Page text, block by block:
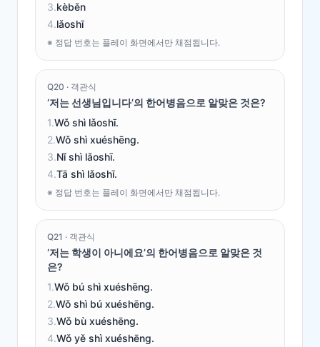
3.kèběn
4.lǎoshī
※ 정답 번호는 플레이 화면에서만 채점됩니다.
Q20 · 객관식
‘저는 선생님입니다’의 한어병음으로 알맞은 것은?
1.Wǒ shì lǎoshī.
2.Wǒ shì xuéshēng.
3.Nǐ shì lǎoshī.
4.Tā shì lǎoshī.
※ 정답 번호는 플레이 화면에서만 채점됩니다.
Q21 · 객관식
‘저는 학생이 아니에요’의 한어병음으로 알맞은 것
은?
1.Wǒ bú shì xuéshēng.
2.Wǒ shì bú xuéshēng.
3.Wǒ bù xuéshēng.
4.Wǒ yě shì xuéshēng.